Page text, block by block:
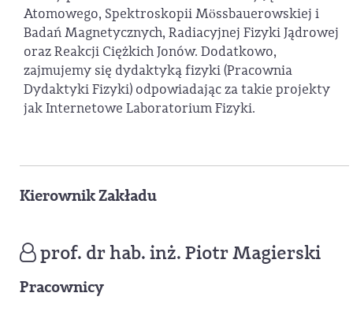
Atomowego, Spektroskopii Mössbauerowskiej i
Badań Magnetycznych, Radiacyjnej Fizyki Jądrowej
oraz Reakcji Ciężkich Jonów. Dodatkowo,
zajmujemy się dydaktyką fizyki (Pracownia
Dydaktyki Fizyki) odpowiadając za takie projekty
jak Internetowe Laboratorium Fizyki.
Kierownik Zakładu
prof. dr hab. inż. Piotr Magierski
Pracownicy